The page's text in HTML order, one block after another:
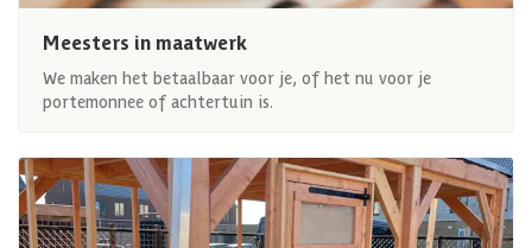
Meesters in maatwerk
We maken het betaalbaar voor je, of het nu voor je
portemonnee of achtertuin is.